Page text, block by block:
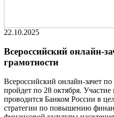
22.10.2025
Всероссийский онлайн-
грамотности
Всероссийский онлайн-зачет
пройдет по 28 октября. Участие
проводится Банком России в
стратегии по повышению